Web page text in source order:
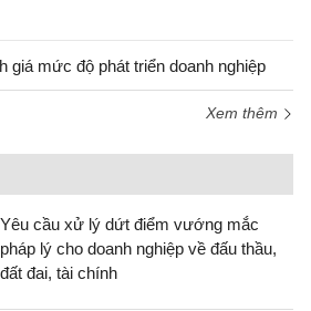
giá mức độ phát triển doanh nghiệp
Xem thêm
Yêu cầu xử lý dứt điểm vướng mắc
pháp lý cho doanh nghiệp về đấu thầu,
đất đai, tài chính